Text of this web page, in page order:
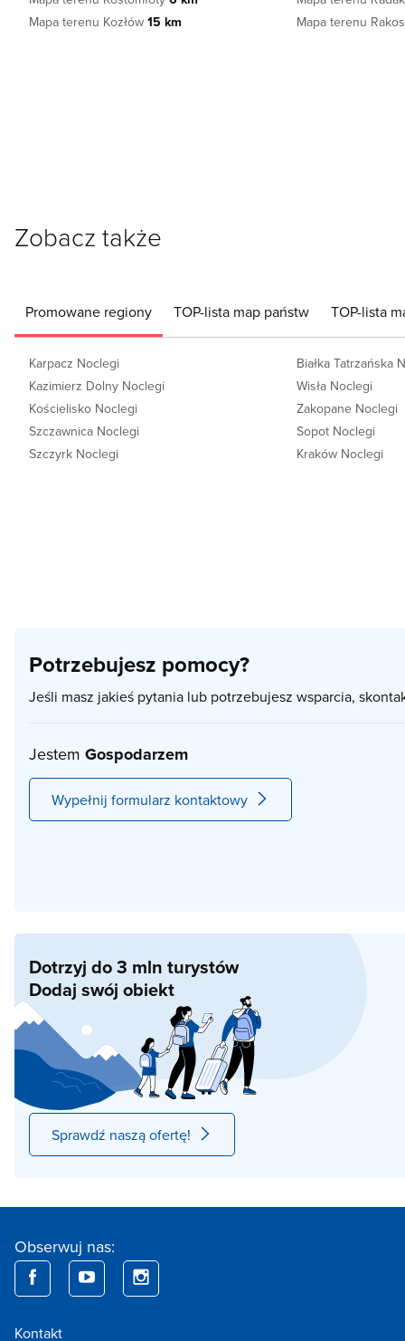
Mapa terenu Kozłów 15 km
Mapa terenu
Zobacz także
Promowane regiony TOP-lista map państw TOP-lista
Karpacz Noclegi
Kazimierz Dolny Noclegi
Kościelisko Noclegi
Szczawnica Noclegi
Szczyrk Noclegi
Białka Tatrzańska
Wisła Noclegi
Zakopane Noclegi
Sopot Noclegi
Kraków Noclegi
Potrzebujesz pomocy?
Jeśli masz jakieś pytania lub potrzebujesz wsparcia,
Jestem Gospodarzem
Wypełnij formularz kontaktowy
Dotrzyj do 3 mln turystów
Dodaj swój obiekt
Sprawdź naszą ofertę!
Obserwuj nas:
Kontakt